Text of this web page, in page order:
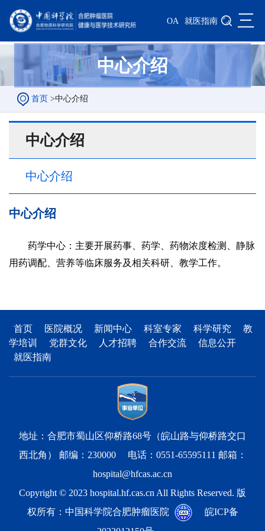
OA 就医指南 三
中心介绍
首页 >中心介绍
中心介绍
中心介绍
中心介绍
药学中心：主要开展药事、药学、药物浓度检测、静脉
用药调配、营养等临床服务及相关科研、教学工作。
首页 医院概况 新闻中心 科室专家 科学研究
教
学培训
党群文化 人才招聘 合作交流
信息公开
就医指南
地址：合肥市蜀山区仰桥路68号（皖山路与仰桥路交口
西北角） 邮编：230000 电话：0551-65595111 邮箱：
hospital@hfcas.ac.cn
Copyright © 2023 hospital.hf.cas.cn All Rights Reserved. 版
权所有：中国科学院合肥肿瘤医院
皖ICP备